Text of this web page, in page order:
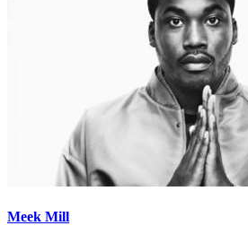
Meek Mill